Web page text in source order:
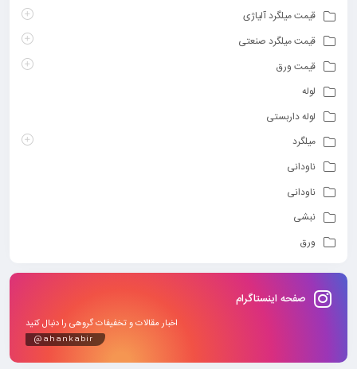
قیمت میلگرد آلیاژی
قیمت میلگرد صنعتی
قیمت ورق
لوله
لوله داربستی
میلگرد
ناودانی
ناودانی
نبشی
ورق
صفحه اینستاگرام
اخبار مقالات و تخفیفات گروهی را دنبال کنید
@ahankabir